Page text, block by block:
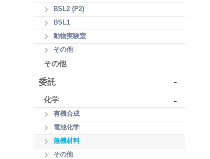
BSL2 (P2)
BSL1
動物実験室
その他
その他
委託 -
化学 -
有機合成
電池化学
無機材料
その他